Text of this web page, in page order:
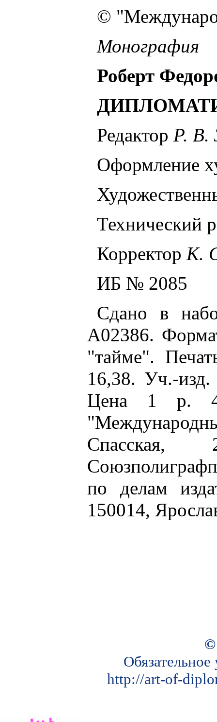
©
Монография
Роберт
Редактор Р. В.
Оформление
Технический
Корректор К.
ИБ № 2085
Сдано в
А02386.
"тайме".
16,38. Уч.-
Цена 1 р.
Спасская,
по делам
150014,
©
http://art-of-